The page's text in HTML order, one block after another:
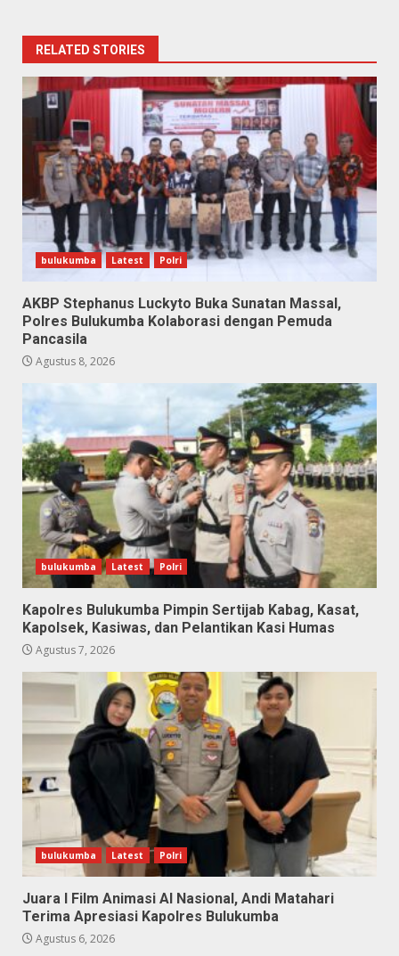
RELATED STORIES
bulukumba Latest Polri
AKBP Stephanus Luckyto Buka Sunatan Massal,
Polres Bulukumba Kolaborasi dengan Pemuda
Pancasila
Agustus 8, 2026
bulukumba Latest Polri
Kapolres Bulukumba Pimpin Sertijab Kabag, Kasat,
Kapolsek, Kasiwas, dan Pelantikan Kasi Humas
Agustus 7, 2026
bulukumba Latest Polri
Juara I Film Animasi AI Nasional, Andi Matahari
Terima Apresiasi Kapolres Bulukumba
Agustus 6, 2026